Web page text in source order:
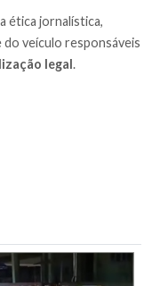
ética jornalística,
veículo responsáveis
legal.